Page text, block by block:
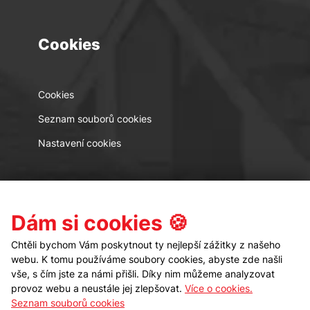
Cookies
Cookies
Seznam souborů cookies
Nastavení cookies
Kontakt Sledujte nás
Dám si cookies 🍪
Chtěli bychom Vám poskytnout ty nejlepší zážitky z našeho
webu. K tomu používáme soubory cookies, abyste zde našli
vše, s čím jste za námi přišli. Díky nim můžeme analyzovat
provoz webu a neustále jej zlepšovat. Více o cookies.
Seznam souborů cookies